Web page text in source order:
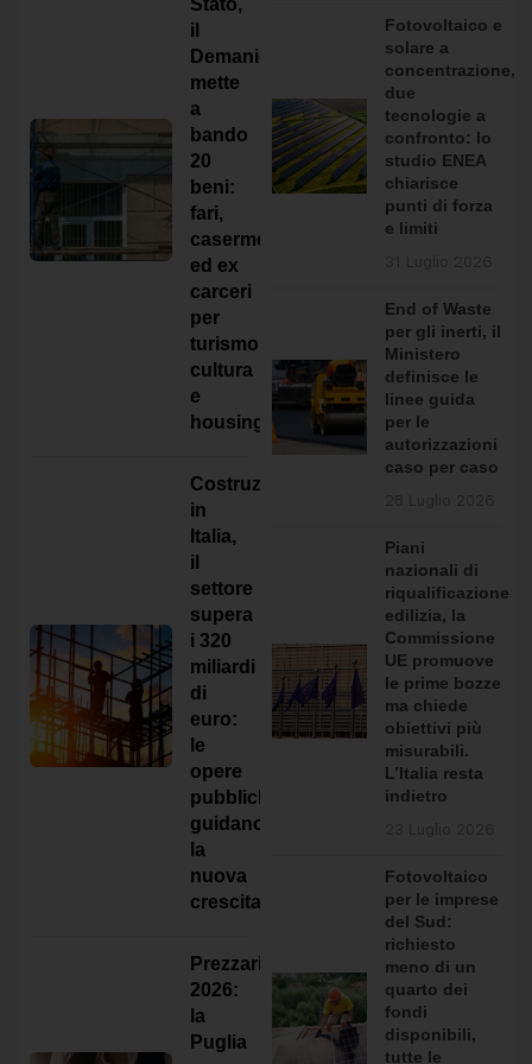
Con l’entrata in vigore delle disposizioni
previste dal Decreto Legislativo 5/2026,
cambiano le regole […]
Federica Seregni
aggiornamento nel gruppo
& Resort
Agriturismo Tenute Maestrale:
un’architettura che emerge dal paesaggio
della Sardegna
A Donori, nel sud della Sardegna, Spaziozero
+2
Altre foto
ha pubblicato un nuovo
il
Demanio
mette
a
bando
20
beni:
fari,
caserme
ed ex
carceri
per
turismo,
cultura
e
housing
Costruzioni
in
Italia,
il
settore
supera
i 320
miliardi
di
euro:
le
opere
pubbliche
guidano
la
nuova
crescita
Prezzari
2026:
la
Puglia
Fotovoltaico e
solare a
concentrazione,
due
tecnologie a
confronto: lo
studio ENEA
chiarisce
punti di forza
e limiti
End of Waste
per gli inerti, il
Ministero
definisce le
linee guida
per le
autorizzazioni
caso per caso
Piani
nazionali di
riqualificazione
edilizia, la
Commissione
UE promuove
le prime bozze
ma chiede
obiettivi più
misurabili.
L’Italia resta
indietro
Fotovoltaico
per le imprese
del Sud:
richiesto
meno di un
quarto dei
fondi
disponibili,
tutte le